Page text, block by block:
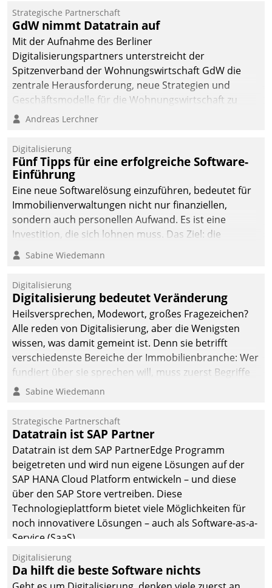
kommunale Wohnungsbauunternehmen daher
gemeinsam mit der Berliner Datatrain GmbH den
Teilprozess der Objektsanierung digitalisiert.
Strategische Partnerschaft
GdW nimmt Datatrain auf
Mit der Aufnahme des Berliner
Digitalisierungspartners unterstreicht der
Spitzenverband der Wohnungswirtschaft GdW die
zentrale Herausforderung, neue Strategien und
Geschäftsmodelle für die Wohnungswirtschaft zu
entwickeln.
Andreas Lerchner
Digitalisierung
Fünf Tipps für eine erfolgreiche Software-
Einführung
Eine neue Softwarelösung einzuführen, bedeutet für
Immobilienverwaltungen nicht nur finanziellen,
sondern auch personellen Aufwand. Es ist eine
Investition, die sich lohnen muss. Das Ziel: die
nachhaltige Optimierung der Geschäftsabläufe. Damit
dieses Ziel erreicht wird, sollten einige Grundregeln
Sabine Wiedemann
Digitalisierung
Digitalisierung bedeutet Veränderung
Heilsversprechen, Modewort, großes Fragezeichen?
Alle reden von Digitalisierung, aber die Wenigsten
wissen, was damit gemeint ist. Denn sie betrifft
verschiedenste Bereiche der Immobilienbranche: Wer
fundiert über sie sprechen will, muss zuerst Begriffe
klären. Ein Aspekt ist die betriebliche Optimierung:
Einsparungen durch optimierte und automatisierte
Prozesse. Doch man darf nicht zu viel erwarten: Allein
mit der Einführung einer neuen Software ist es nicht
getan. Die Digitalisierung erfordert von Unternehmen
die Bereitschaft, sich zu überprüfen, zu hinterfragen
und zu verändern.
Sabine Wiedemann
Strategische Partnerschaft
Datatrain ist SAP Partner
Datatrain ist dem SAP PartnerEdge Programm
beigetreten und wird nun eigene Lösungen auf der
SAP HANA Cloud Platform entwickeln – und diese
über den SAP Store vertreiben. Diese
Technologieplattform bietet viele Möglichkeiten für
noch innovativere Lösungen – auch als Software-as-a-
Service (SaaS).
Digitalisierung
Da hilft die beste Software nichts